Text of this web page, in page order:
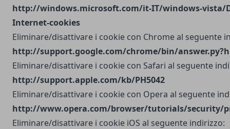
http://windows.microsoft.com/it-IT/windows-vista/
Internet-cookies
Eliminare/disattivare i cookie con Chrome al seguente
http://support.google.com/chrome/bin/
Eliminare/disattivare i cookie con Safari al seguente
http://support.apple.com/kb/PH5042
Eliminare/disattivare i cookie con Opera al seguente
http://www.opera.com/browser/tutorials/security/
Eliminare/disattivare i cookie iOS al seguente indirizzo: